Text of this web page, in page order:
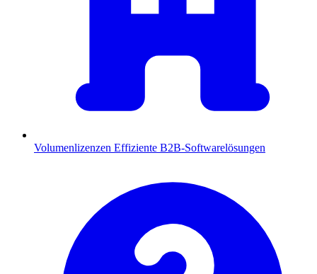
Volumenlizenzen Effiziente B2B-Softwarelösungen